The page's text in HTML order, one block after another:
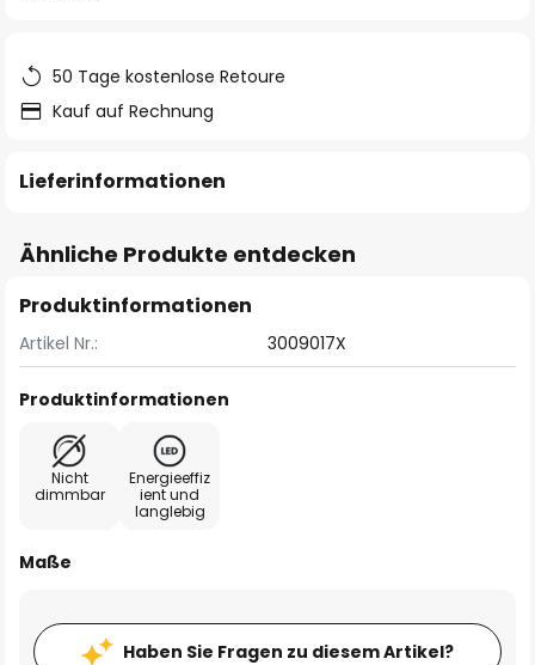
50 Tage kostenlose Retoure
Kauf auf Rechnung
Lieferinformationen
Ähnliche Produkte entdecken
Produktinformationen
Artikel Nr.: 3009017X
Produktinformationen
Nicht
dimmbar
Energieeffiz
ient und
langlebig
Maße
Haben Sie Fragen zu diesem Artikel?